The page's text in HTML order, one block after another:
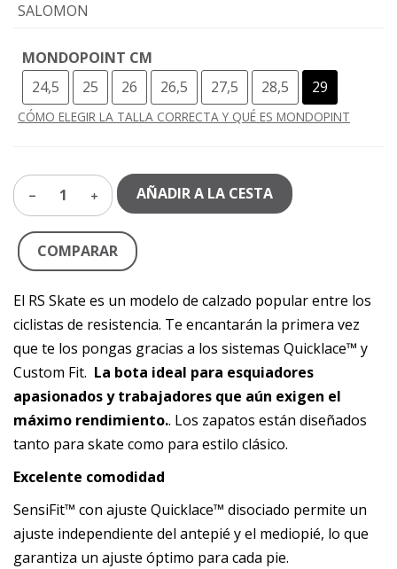
SALOMON
MONDOPOINT CM
24,5
25 26 26,5 27,5 28,5 29
CÓMO ELEGIR LA TALLA CORRECTA Y QUÉ ES MONDOPINT
1 AÑADIR A LA CESTA
COMPARAR
El RS Skate es un modelo de calzado popular entre los
ciclistas de resistencia. Te encantarán la primera vez
que te los pongas gracias a los sistemas Quicklace™ y
Custom Fit. La bota ideal para esquiadores
apasionados y trabajadores que aún exigen el
máximo rendimiento.. Los zapatos están diseñados
tanto para skate como para estilo clásico.
Excelente comodidad
SensiFit™ con ajuste Quicklace™ disociado permite un
ajuste independiente del antepié y el mediopié, lo que
garantiza un ajuste óptimo para cada pie.